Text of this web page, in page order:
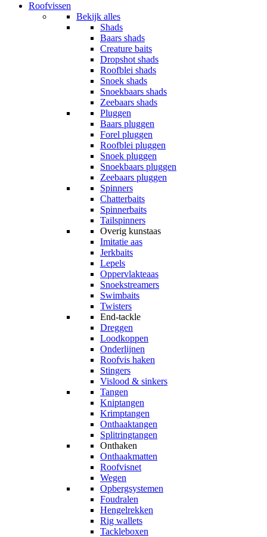
Roofvissen
Bekijk alles
Shads
Baars shads
Creature baits
Dropshot shads
Roofblei shads
Snoek shads
Snoekbaars shads
Zeebaars shads
Pluggen
Baars pluggen
Forel pluggen
Roofblei pluggen
Snoek pluggen
Snoekbaars pluggen
Zeebaars pluggen
Spinners
Chatterbaits
Spinnerbaits
Tailspinners
Overig kunstaas
Imitatie aas
Jerkbaits
Lepels
Oppervlakteaas
Snoekstreamers
Swimbaits
Twisters
End-tackle
Dreggen
Loodkoppen
Onderlijnen
Roofvis haken
Stingers
Vislood & sinkers
Tangen
Kniptangen
Krimptangen
Onthaaktangen
Splitringtangen
Onthaken
Onthaakmatten
Roofvisnet
Wegen
Opbergsystemen
Foudralen
Hengelrekken
Rig wallets
Tackleboxen